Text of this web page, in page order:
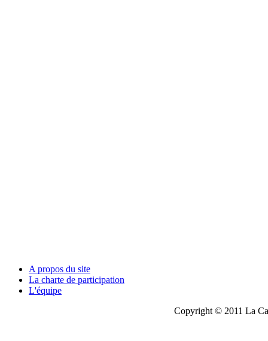
A propos du site
La charte de participation
L'équipe
Copyright © 2011 La